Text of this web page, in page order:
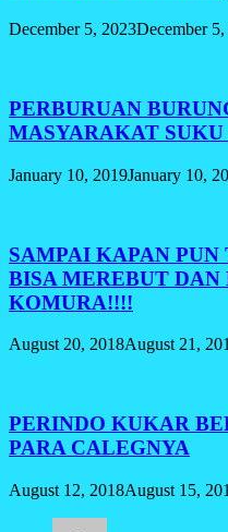
December 5, 2023December
PERBURUAN
MASYARAKAT
January 10, 2019January 10,
SAMPAI KAPAN
BISA MEREBUT
KOMURA!!!!
August 20, 2018August 21,
PERINDO KUKAR
PARA CALEGNYA
August 12, 2018August 15,